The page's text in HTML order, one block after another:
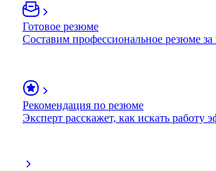
Готовое резюме
Составим профессиональное резюме за
Рекомендация по резюме
Эксперт расскажет, как искать работу